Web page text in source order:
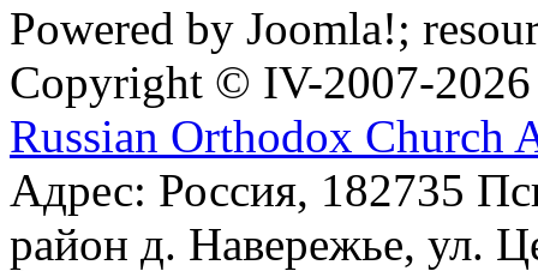
Powered by Joomla!;
Copyright © IV-2007-2026
Russian Orthodox Church
Адрес: Россия, 182735
район д. Навережье, ул.